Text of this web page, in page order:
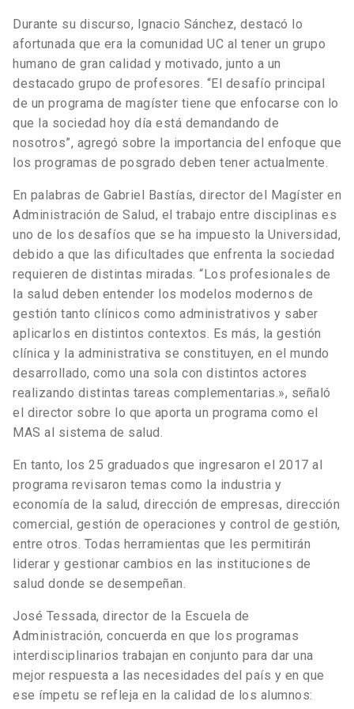
Durante su discurso, Ignacio Sánchez, destacó lo
afortunada que era la comunidad UC al tener un grupo
humano de gran calidad y motivado, junto a un
destacado grupo de profesores. “El desafío principal
de un programa de magíster tiene que enfocarse con lo
que la sociedad hoy día está demandando de
nosotros”, agregó sobre la importancia del enfoque que
los programas de posgrado deben tener actualmente.
En palabras de Gabriel Bastías, director del Magíster en
Administración de Salud, el trabajo entre disciplinas es
uno de los desafíos que se ha impuesto la Universidad,
debido a que las dificultades que enfrenta la sociedad
requieren de distintas miradas. “Los profesionales de
la salud deben entender los modelos modernos de
gestión tanto clínicos como administrativos y saber
aplicarlos en distintos contextos. Es más, la gestión
clínica y la administrativa se constituyen, en el mundo
desarrollado, como una sola con distintos actores
realizando distintas tareas complementarias.», señaló
el director sobre lo que aporta un programa como el
MAS al sistema de salud.
En tanto, los 25 graduados que ingresaron el 2017 al
programa revisaron temas como la industria y
economía de la salud, dirección de empresas, dirección
comercial, gestión de operaciones y control de gestión,
entre otros. Todas herramientas que les permitirán
liderar y gestionar cambios en las instituciones de
salud donde se desempeñan.
José Tessada, director de la Escuela de
Administración, concuerda en que los programas
interdisciplinarios trabajan en conjunto para dar una
mejor respuesta a las necesidades del país y en que
ese ímpetu se refleja en la calidad de los alumnos: